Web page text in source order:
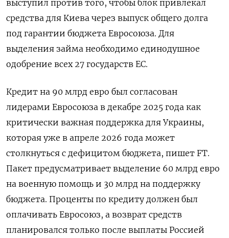
выступил против того, чтобы блок привлекал
средства для Киева через выпуск общего долга
под гарантии бюджета Евросоюза. Для
выделения займа необходимо единодушное
одобрение всех 27 государств ЕС.
Кредит на 90 млрд евро был согласован
лидерами Евросоюза в декабре 2025 года как
критически важная поддержка для Украины,
которая уже в апреле 2026 года может
столкнуться с дефицитом бюджета, пишет FT.
Пакет предусматривает выделение 60 млрд евро
на военную помощь и 30 млрд на поддержку
бюджета. Проценты по кредиту должен был
оплачивать Евросоюз, а возврат средств
планировался только после выплаты Россией